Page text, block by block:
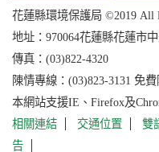
花蓮縣環境保護局 ©2019 All
地址： 970064花蓮縣花蓮市
傳真：(03)822-4320
陳情專線：(03)823-3131 免
本網站支援IE、Firefox及
相關連結
交通位置 雙
告